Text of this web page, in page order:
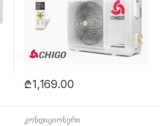
₾1,169.00
კონდიციონერი